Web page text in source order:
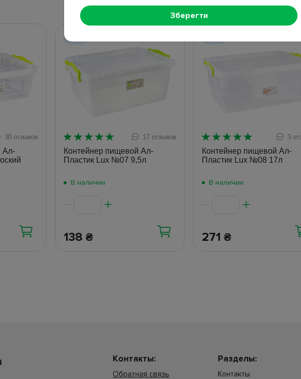
30 отзывов
Ал-
17 отзывов
Контейнер пищевой Ал-
Пластик Lux №07 9,5л
В наличии
138 ₴
3
Контейнер пищевой Ал-
Пластик Lux №08 17л
В наличии
271 ₴
Зберегти
Контакты:
Обратная связь
Разделы:
Контакты